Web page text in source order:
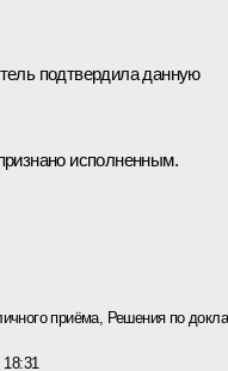
подтвердила данную
исполненным.
приёма, Решения по